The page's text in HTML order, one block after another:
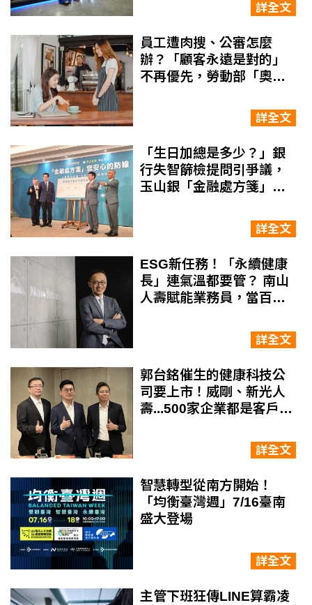
詳全文
員工遭肉搜、公審怎麼
辦？「顧客永遠是對的」
不再優先，勞動部「奧客
詳全文
「生日加總是多少？」銀
行失智篩檢提問引爭議，
玉山銀「金融處方箋」如
詳全文
ESG新任務！「永續健康
長」連氣溫都要管？ 南山
人壽賦能業務員，當百歲
詳全文
郭台銘催生的健康科技公
司要上市！威剛、新光人
壽...500家企業都是客戶，
詳全文
智慧轉型從南方開始！
「均衡臺灣週」7/16臺南
盛大登場
詳全文
主管下班狂傳LINE算霸凌